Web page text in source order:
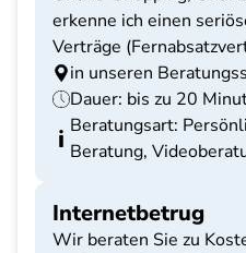
erkenne ich einen
Verträge
in unseren
Dauer: bis zu 20
Beratungsart:
Beratung,
Internetbetrug
Wir beraten Sie zu